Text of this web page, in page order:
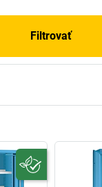
Filtrovať